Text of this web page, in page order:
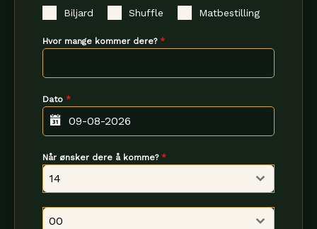
Biljard Shuffle Matbestilling
Hvor mange kommer dere? *
Dato *
Når ønsker dere å komme? *
14
00